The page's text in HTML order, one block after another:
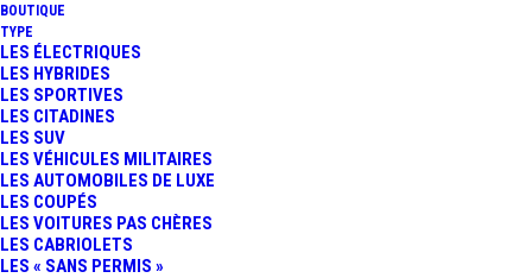
BOUTIQUE
TYPE
LES ÉLECTRIQUES
LES HYBRIDES
LES SPORTIVES
LES CITADINES
LES SUV
LES VÉHICULES MILITAIRES
LES AUTOMOBILES DE LUXE
LES COUPÉS
LES VOITURES PAS CHÈRES
LES CABRIOLETS
LES « SANS PERMIS »